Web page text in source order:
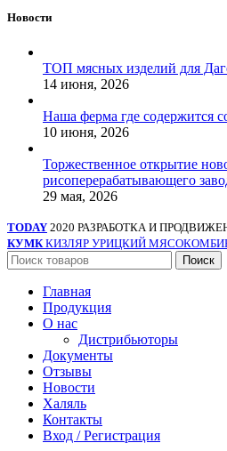
Новости
ТОП мясных изделий для
14 июня, 2026
Наша ферма где содержится
10 июня, 2026
Торжественное открытие
рисоперерабатывающего
29 мая, 2026
TODAY 2020 РАЗРАБОТКА И
КУМК КИЗЛЯР УРИЦКИЙ
Поиск
Главная
Продукция
О нас
Дистрибьюторы
Документы
Отзывы
Новости
Халяль
Контакты
Вход / Регистрация